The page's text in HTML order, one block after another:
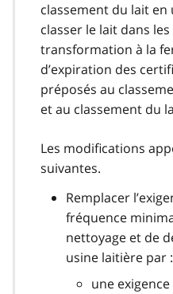
classement du lait en
classer le lait dans
transformation à la
d’expiration des
préposés au
et au classement du
Les modifications
suivantes.
Remplacer
fréquence
nettoyage et de
usine laitière par :
une